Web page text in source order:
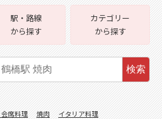
駅・路線
から探す
カテゴリー
から探す
検索
席料理 焼肉
イタリア料理